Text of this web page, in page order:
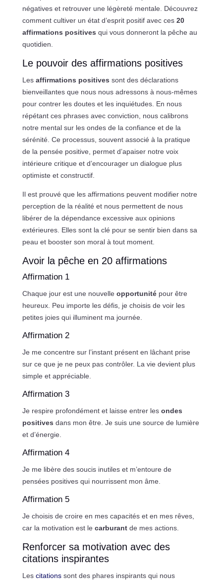
négatives et retrouver une légèreté mentale. Découvrez
comment cultiver un état d’esprit positif avec ces 20
affirmations positives qui vous donneront la pêche au
quotidien.
Le pouvoir des affirmations positives
Les affirmations positives sont des déclarations
bienveillantes que nous nous adressons à nous-mêmes
pour contrer les doutes et les inquiétudes. En nous
répétant ces phrases avec conviction, nous calibrons
notre mental sur les ondes de la confiance et de la
sérénité. Ce processus, souvent associé à la pratique
de la pensée positive, permet d’apaiser notre voix
intérieure critique et d’encourager un dialogue plus
optimiste et constructif.
Il est prouvé que les affirmations peuvent modifier notre
perception de la réalité et nous permettent de nous
libérer de la dépendance excessive aux opinions
extérieures. Elles sont la clé pour se sentir bien dans sa
peau et booster son moral à tout moment.
Avoir la pêche en 20 affirmations
Affirmation 1
Chaque jour est une nouvelle opportunitépour être
heureux. Peu importe les défis, je choisis de voir les
petites joies qui illuminent ma journée.
Affirmation 2
Je me concentre sur l’instant présent en lâchant prise
sur ce que je ne peux pas contrôler. La vie devient plus
simple et appréciable.
Affirmation 3
Je respire profondément et laisse entrer les ondes
positives dans mon être. Je suis une source de lumière
et d’énergie.
Affirmation 4
Je me libère des soucis inutiles et m’entoure de
pensées positives qui nourrissent mon âme.
Affirmation 5
Je choisis de croire en mes capacités et en mes rêves,
car la motivation est le carburantde mes actions.
Renforcer sa motivation avec des
citations inspirantes
Les citationssont des phares inspirants qui nous